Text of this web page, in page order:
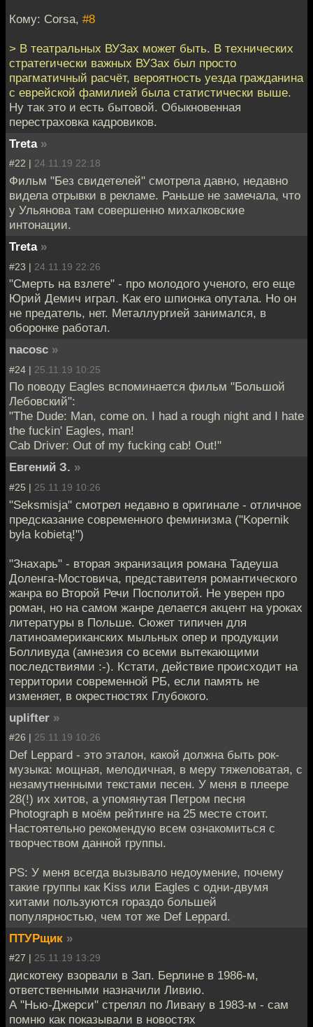
Кому: Corsa, #8
> В театральных ВУЗах может быть. В технических
стратегически важных ВУЗах был просто
прагматичный расчёт, вероятность уезда гражданина
с еврейской фамилией была статистически выше.
Ну так это и есть бытовой. Обыкновенная
перестраховка кадровиков.
Treta »
#22 | 24.11.19 22:18
Фильм "Без свидетелей" смотрела давно, недавно
видела отрывки в рекламе. Раньше не замечала, что
у Ульянова там совершенно михалковские
интонации.
Treta »
#23 | 24.11.19 22:26
"Смерть на взлете" - про молодого ученого, его еще
Юрий Демич играл. Как его шпионка опутала. Но он
не предатель, нет. Металлургией занимался, в
оборонке работал.
nacosc »
#24 | 25.11.19 10:25
По поводу Eagles вспоминается фильм "Большой
Лебовский":
"The Dude: Man, come on. I had a rough night and I hate
the fuckin' Eagles, man!
Cab Driver: Out of my fucking cab! Out!"
Евгений З. »
#25 | 25.11.19 10:26
"Seksmisja" смотрел недавно в оригинале - отличное
предсказание современного феминизма ("Kopernik
była kobietą!")
"Знахарь" - вторая экранизация романа Тадеуша
Доленга-Мостовича, представителя романтического
жанра во Второй Речи Посполитой. Не уверен про
роман, но на самом жанре делается акцент на уроках
литературы в Польше. Сюжет типичен для
латиноамериканских мыльных опер и продукции
Болливуда (амнезия со всеми вытекающими
последствиями :-). Кстати, действие происходит на
территории современной РБ, если память не
изменяет, в окрестностях Глубокого.
uplifter »
#26 | 25.11.19 10:26
Def Leppard - это эталон, какой должна быть рок-
музыка: мощная, мелодичная, в меру тяжеловатая, с
незамутненными текстами песен. У меня в плеере
28(!) их хитов, а упомянутая Петром песня
Photograph в моём рейтинге на 25 месте стоит.
Настоятельно рекомендую всем ознакомиться с
творчеством данной группы.
PS: У меня всегда вызывало недоумение, почему
такие группы как Kiss или Eagles с одни-двумя
хитами пользуются гораздо большей
популярностью, чем тот же Def Leppard.
ПТУРщик »
#27 | 25.11.19 13:29
дискотеку взорвали в Зап. Берлине в 1986-м,
ответственными назначили Ливию.
А "Нью-Джерси" стрелял по Ливану в 1983-м - сам
помню как показывали в новостях